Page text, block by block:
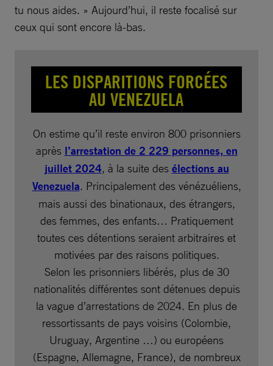
tu nous aides. » Aujourd’hui, il reste focalisé sur
ceux qui sont encore là-bas.
LES DISPARITIONS FORCÉES
AU VENEZUELA
On estime qu’il reste environ 800 prisonniers
après l’arrestation de 2 229 personnes, en
juillet 2024, à la suite des élections au
Venezuela. Principalement des vénézuéliens,
mais aussi des binationaux, des étrangers,
des femmes, des enfants… Pratiquement
toutes ces détentions seraient arbitraires et
motivées par des raisons politiques.
Selon les prisonniers libérés, plus de 30
nationalités différentes sont détenues depuis
la vague d’arrestations de 2024. En plus de
ressortissants de pays voisins (Colombie,
Uruguay, Argentine …) ou européens
(Espagne, Allemagne, France), de nombreux